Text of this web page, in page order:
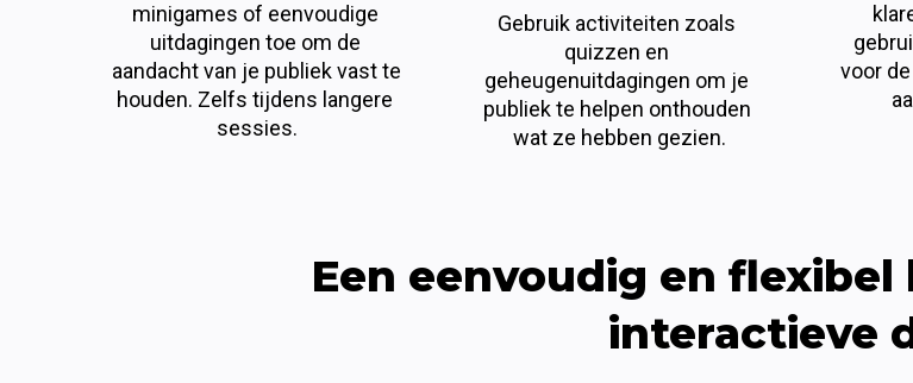
minigames of eenvoudige
uitdagingen toe om de
aandacht van je publiek vast te
houden. Zelfs tijdens langere
sessies.
Gebruik activiteiten zoals
quizzen en
geheugenuitdagingen om je
publiek te helpen onthouden
wat ze hebben gezien.
voor
Een eenvoudig en
interactieve